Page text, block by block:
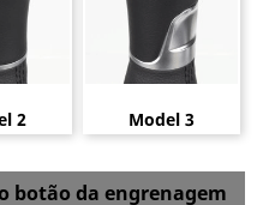
2 Model 3
botão da engrenagem